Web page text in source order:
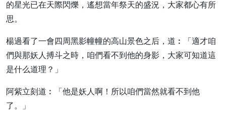
的星光已在天際閃爍，遙想當年祭天的盛況，大家都心有所
思。
楊過看了一會四周黑影幢幢的高山景色之后，道︰「適才咱
們與那妖人搏斗之時，咱們看不到他的身影，大家可知道這
是什么道理？」
阿紫立刻道︰「他是妖人啊！所以咱們當然就看不到他
了。」